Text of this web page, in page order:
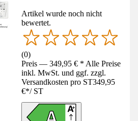
Artikel wurde noch nicht
bewertet.
(0)
Preis — 349,95 € * Alle Preise
inkl. MwSt. und ggf. zzgl.
Versandkosten pro ST349,95
€*/ ST